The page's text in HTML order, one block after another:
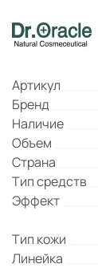
Артикул
Бренд
Наличие
Объем
Страна
Тип средств
Эффект
Тип кожи
Линейка